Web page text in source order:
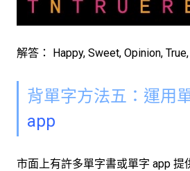
解答： Happy, Sweet, Opinion,
背單字方法五：運用
app
市面上有許多單字書或單字 app 提